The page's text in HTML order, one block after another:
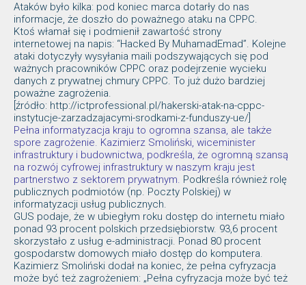
Ataków było kilka: pod koniec marca dotarły do nas
informacje, że doszło do poważnego ataku na CPPC.
Ktoś włamał się i podmienił zawartość strony
internetowej na napis: “Hacked By MuhamadEmad”. Kolejne
ataki dotyczyły wysyłania maili podszywających się pod
ważnych pracowników CPPC oraz podejrzenie wycieku
danych z prywatnej chmury CPPC. To już dużo bardziej
poważne zagrożenia.
[źródło: http://ictprofessional.pl/hakerski-atak-na-cppc-
instytucje-zarzadzajacymi-srodkami-z-funduszy-ue/]
Pełna informatyzacja kraju to ogromna szansa, ale także
spore zagrożenie. Kazimierz Smoliński, wiceminister
infrastruktury i budownictwa, podkreśla, że ogromną szansą
na rozwój cyfrowej infrastruktury w naszym kraju jest
partnerstwo z sektorem prywatnym. Podkreśla również rolę
publicznych podmiotów (np. Poczty Polskiej) w
informatyzacji usług publicznych.
GUS podaje, że w ubiegłym roku dostęp do internetu miało
ponad 93 procent polskich przedsiębiorstw. 93,6 procent
skorzystało z usług e-administracji. Ponad 80 procent
gospodarstw domowych miało dostęp do komputera.
Kazimierz Smoliński dodał na koniec, że pełna cyfryzacja
może być też zagrożeniem: „Pełna cyfryzacja może być też